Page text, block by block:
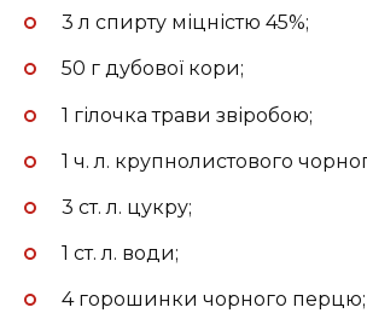
3 л спирту міцністю 45%;
50 г дубової кори;
1 гілочка трави звіробою;
1 ч. л. крупнолистового
3 ст. л. цукру;
1 ст. л. води;
4 горошинки чорного перцю;